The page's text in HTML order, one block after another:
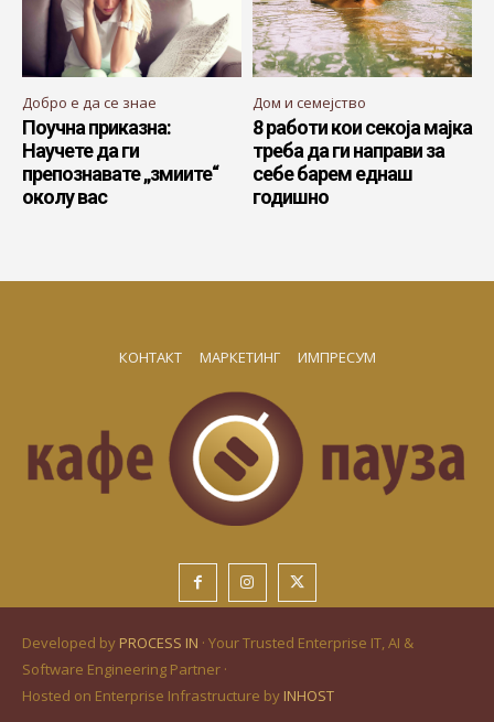
Добро е да се знае
Поучна приказна:
Научете да ги
препознавате „змиите“
околу вас
Дом и семејство
8 работи кои секоја мајка
треба да ги направи за
себе барем еднаш
годишно
КОНТАКТ МАРКЕТИНГ ИМПРЕСУМ
Developed by PROCESS IN · Your Trusted Enterprise IT, AI &
Software Engineering Partner ·
Hosted on Enterprise Infrastructure by INHOST